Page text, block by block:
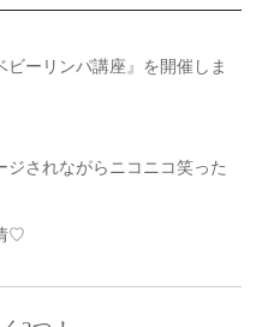
ーリンパ講座』を開催しま
されながらニコニコ笑った
♡